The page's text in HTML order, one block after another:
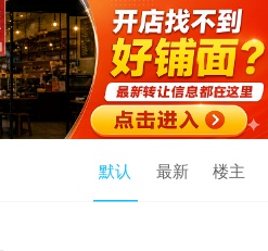
默认 最新 楼主